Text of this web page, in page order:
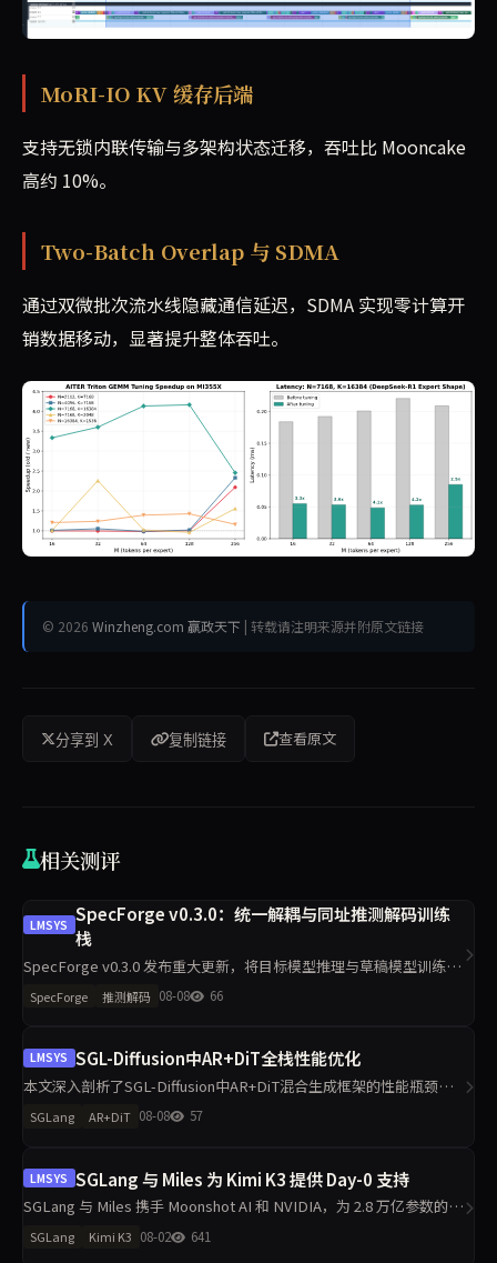
MoRI-IO KV 缓存后端
支持无锁内联传输与多架构状态迁移，吞吐比 Mooncake
高约 10%。
Two-Batch Overlap 与 SDMA
通过双微批次流水线隐藏通信延迟，SDMA 实现零计算开
销数据移动，显著提升整体吞吐。
© 2026 Winzheng.com 赢政天下 | 转载请注明来源并附原文链接
分享到 X 复制链接 查看原文
相关测评
LMSYS SpecForge v0.3.0：统一解耦与同址推测解码训练
栈
SpecForge v0.3.0 发布重大更新，将目标模型推理与草稿模型训练完
全分离，支持在线、离线及解耦工作流，兼容 EAGLE3、DFlash、
Domino 等多种算法。新架构通过 Mooncak
SpecForge 推测解码 08-08 66
LMSYS SGL-Diffusion中AR+DiT全栈性能优化
本文深入剖析了SGL-Diffusion中AR+DiT混合生成框架的性能瓶颈，
并通过三阶段优化实现显著加速。采用SRT替换HF后端，解耦AR与
DiT并行策略，结合动态批处理与早返回机制，大幅提升硬件利
SGLang AR+DiT 08-08 57
LMSYS SGLang 与 Miles 为 Kimi K3 提供 Day-0 支持
SGLang 与 Miles 携手 Moonshot AI 和 NVIDIA，为 2.8 万亿参数的
Kimi K3 模型提供 Day-0 支持。该混合架构融合 KDA 线性注意力与
MLA，带来全新
SGLang Kimi K3 08-02 641